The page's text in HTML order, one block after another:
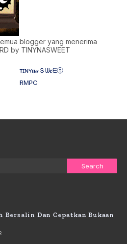
blogger yang menerima
by TINYNASWEET
ᴛɪɴʏ𝐧𝒶Ｓᗯ𝐞ᗴⓣ
RMPC
Bersalin Dan Cepatkan Bukaan